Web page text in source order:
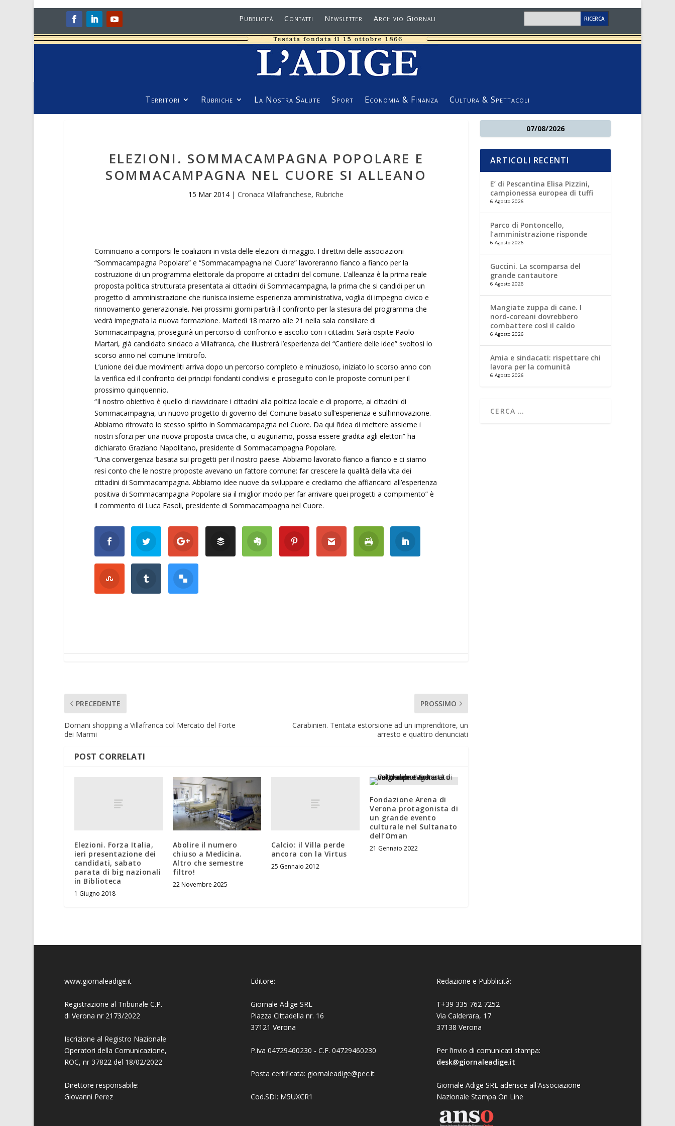
Pubblicità Contatti Newsletter Archivio Giornali
Territori Rubriche La Nostra Salute Sport Economia & Finanza Cultura & Spettacoli
ELEZIONI. SOMMACAMPAGNA POPOLARE E
SOMMACAMPAGNA NEL CUORE SI ALLEANO
15 Mar 2014 |Cronaca Villafranchese, Rubriche
Cominciano a comporsi le coalizioni in vista delle elezioni di maggio. I direttivi delle associazioni
“Sommacampagna Popolare” e “Sommacampagna nel Cuore” lavoreranno fianco a fianco per la
costruzione di un programma elettorale da proporre ai cittadini del comune. L’alleanza è la prima reale
proposta politica strutturata presentata ai cittadini di Sommacampagna, la prima che si candidi per un
progetto di amministrazione che riunisca insieme esperienza amministrativa, voglia di impegno civico e
rinnovamento generazionale. Nei prossimi giorni partirà il confronto per la stesura del programma che
vedrà impegnata la nuova formazione. Martedì 18 marzo alle 21 nella sala consiliare di
Sommacampagna, proseguirà un percorso di confronto e ascolto con i cittadini. Sarà ospite Paolo
Martari, già candidato sindaco a Villafranca, che illustrerà l’esperienza del “Cantiere delle idee” svoltosi lo
scorso anno nel comune limitrofo.
L’unione dei due movimenti arriva dopo un percorso completo e minuzioso, iniziato lo scorso anno con
la verifica ed il confronto dei principi fondanti condivisi e proseguito con le proposte comuni per il
prossimo quinquennio.
“Il nostro obiettivo è quello di riavvicinare i cittadini alla politica locale e di proporre, ai cittadini di
Sommacampagna, un nuovo progetto di governo del Comune basato sull’esperienza e sull’innovazione.
Abbiamo ritrovato lo stesso spirito in Sommacampagna nel Cuore. Da qui l’idea di mettere assieme i
nostri sforzi per una nuova proposta civica che, ci auguriamo, possa essere gradita agli elettori” ha
dichiarato Graziano Napolitano, presidente di Sommacampagna Popolare.
“Una convergenza basata sui progetti per il nostro paese. Abbiamo lavorato fianco a fianco e ci siamo
resi conto che le nostre proposte avevano un fattore comune: far crescere la qualità della vita dei
cittadini di Sommacampagna. Abbiamo idee nuove da sviluppare e crediamo che affiancarci all’esperienza
positiva di Sommacampagna Popolare sia il miglior modo per far arrivare quei progetti a compimento” è
il commento di Luca Fasoli, presidente di Sommacampagna nel Cuore.
PRECEDENTE
Domani shopping a Villafranca col Mercato del Forte
dei Marmi
PROSSIMO
Carabinieri. Tentata estorsione ad un imprenditore, un
arresto e quattro denunciati
POST CORRELATI
Elezioni. Forza Italia,
ieri presentazione dei
candidati, sabato
parata di big nazionali
in Biblioteca
1 Giugno 2018
Abolire il numero
chiuso a Medicina.
Altro che semestre
filtro!
22 Novembre 2025
Calcio: il Villa perde
ancora con la Virtus
25 Gennaio 2012
Fondazione Arena di
Verona protagonista di
un grande evento
culturale nel Sultanato
dell’Oman
21 Gennaio 2022
07/08/2026
ARTICOLI RECENTI
E’ di Pescantina Elisa Pizzini,
campionessa europea di tuffi
6 Agosto 2026
Parco di Pontoncello,
l’amministrazione risponde
6 Agosto 2026
Guccini. La scomparsa del
grande cantautore
6 Agosto 2026
Mangiate zuppa di cane. I
nord-coreani dovrebbero
combattere così il caldo
6 Agosto 2026
Amia e sindacati: rispettare chi
lavora per la comunità
6 Agosto 2026
www.giornaleadige.it
Registrazione al Tribunale C.P.
di Verona nr 2173/2022
Iscrizione al Registro Nazionale
Operatori della Comunicazione,
ROC, nr 37822 del 18/02/2022
Direttore responsabile:
Giovanni Perez
Editore:
Giornale Adige SRL
Piazza Cittadella nr. 16
37121 Verona
P.iva 04729460230 - C.F. 04729460230
Posta certificata: giornaleadige@pec.it
Cod.SDI: M5UXCR1
Redazione e Pubblicità:
T+39 335 762 7252
Via Calderara, 17
37138 Verona
Per l’invio di comunicati stampa:
desk@giornaleadige.it
Giornale Adige SRL aderisce all'Associazione
Nazionale Stampa On Line